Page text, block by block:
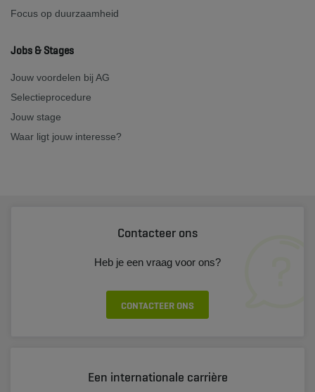
Focus op duurzaamheid
Jobs & Stages
Jouw voordelen bij AG
Selectieprocedure
Jouw stage
Waar ligt jouw interesse?
Contacteer ons
Heb je een vraag voor ons?
CONTACTEER ONS
Een internationale carrière